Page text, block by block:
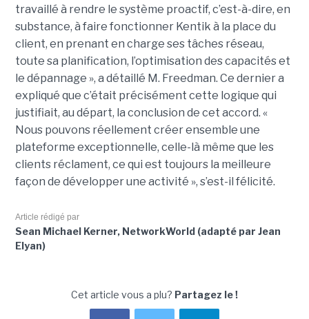
travaillé à rendre le système proactif, c’est-à-dire, en
substance, à faire fonctionner Kentik à la place du
client, en prenant en charge ses tâches réseau,
toute sa planification, l’optimisation des capacités et
le dépannage », a détaillé M. Freedman. Ce dernier a
expliqué que c’était précisément cette logique qui
justifiait, au départ, la conclusion de cet accord. «
Nous pouvons réellement créer ensemble une
plateforme exceptionnelle, celle-là même que les
clients réclament, ce qui est toujours la meilleure
façon de développer une activité », s’est-il félicité.
Article rédigé par
Sean Michael Kerner, NetworkWorld (adapté par Jean
Elyan)
Cet article vous a plu? Partagez le !